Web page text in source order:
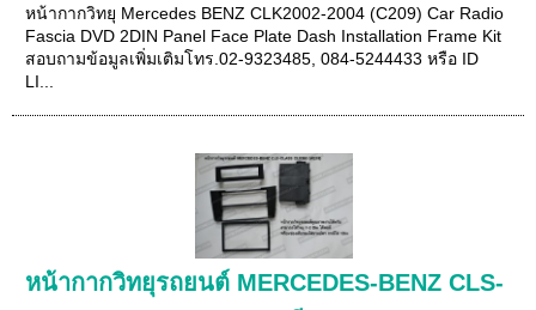
หน้ากากวิทยุ Mercedes BENZ CLK2002-2004 (C209) Car Radio
Fascia DVD 2DIN Panel Face Plate Dash Installation Frame Kit
สอบถามข้อมูลเพิ่มเติมโทร.02-9323485, 084-5244433 หรือ ID
LI...
หน้ากากวิทยุรถยนต์ MERCEDES-BENZ CLS-